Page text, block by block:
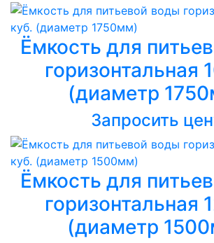
Ёмкость для
горизонтальная
(диаметр
Запросить
Ёмкость для
горизонтальная
(диаметр